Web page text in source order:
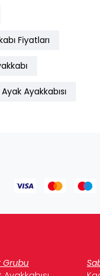
Fiyatları
Ayakkabısı
Grubu